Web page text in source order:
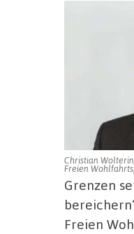
Christian
Freien
Grenzen
Freien